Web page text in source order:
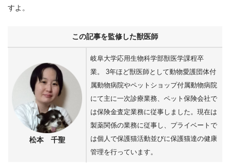
すよ。
この記事を監修した獣医師
松本 千聖
岐阜大学応用生物科学部獣医学課程卒
業。 3年ほど獣医師として動物愛護団体付
属動物病院やペットショップ付属動物病院
にて主に一次診療業務、ペット保険会社で
は保険金査定業務に従事しました。現在は
製薬関係の業務に従事し、プライベートで
は個人で保護猫活動並びに保護猫達の健康
管理を行っています。